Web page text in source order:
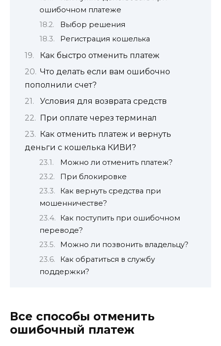
ошибочном платеже
Выбор решения
Регистрация кошелька
Как быстро отменить платеж
Что делать если вам ошибочно
пополнили счет?
Условия для возврата средств
При оплате через терминал
Как отменить платеж и вернуть
деньги с кошелька КИВИ?
Можно ли отменить платеж?
При блокировке
Как вернуть средства при
мошенничестве?
Как поступить при ошибочном
переводе?
Можно ли позвонить владельцу?
Как обратиться в службу
поддержки?
Все способы отменить
ошибочный платеж